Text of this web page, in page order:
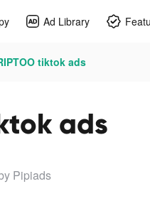
Ad Library
tiktok ads
ads
Pipiads